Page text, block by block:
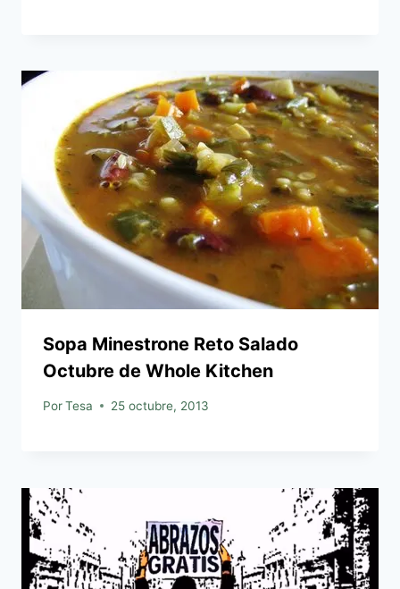
Sopa Minestrone Reto Salado
Octubre de Whole Kitchen
PorTesa 25 octubre, 2013